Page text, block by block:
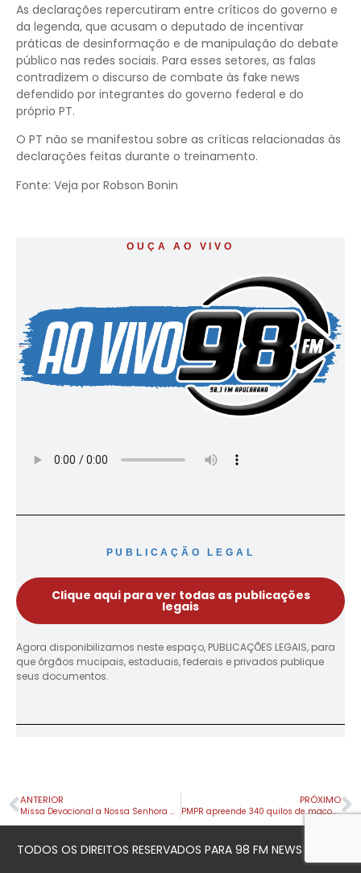
As declarações repercutiram entre críticos do governo e
da legenda, que acusam o deputado de incentivar
práticas de desinformação e de manipulação do debate
público nas redes sociais. Para esses setores, as falas
contradizem o discurso de combate às fake news
defendido por integrantes do governo federal e do
próprio PT.
O PT não se manifestou sobre as críticas relacionadas às
declarações feitas durante o treinamento.
Fonte: Veja por Robson Bonin
OUÇA AO VIVO
PUBLICAÇÃO LEGAL
Clique aqui para ver todas as publicações
legais
Agora disponibilizamos neste espaço, PUBLICAÇÕES LEGAIS, para
que órgãos mucipais, estaduais, federais e privados publique
seus documentos.
ANTERIOR
Missa Devocional a Nossa Senhora de Lourdes chega à 40ª edição com Procissão Luminosa e participação do Apostolado da Oração
PRÓXIMO
PMPR apreende 340 quilos de maconha, medicamentos e eletrônicos em ônibus na PR-444
TODOS OS DIREITOS RESERVADOS PARA 98 FM NEWS © 2023